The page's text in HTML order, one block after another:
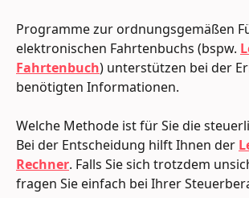
Programme zur ordnungsgemäßen
elektronischen Fahrtenbuchs (bspw.
Fahrtenbuch) unterstützen bei der
benötigten Informationen.
Welche Methode ist für Sie die
Bei der Entscheidung hilft Ihnen der
Rechner. Falls Sie sich trotzdem
fragen Sie einfach bei Ihrer